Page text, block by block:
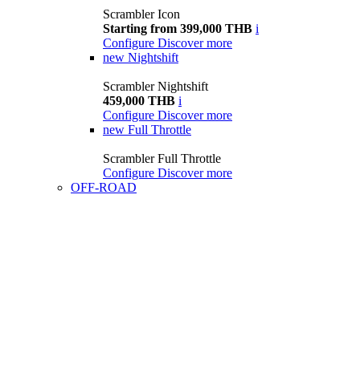
Scrambler Icon
Starting from 399,000 THB i
Configure Discover more
new Nightshift
Scrambler Nightshift
459,000 THB i
Configure Discover more
new Full Throttle
Scrambler Full Throttle
Configure Discover more
OFF-ROAD